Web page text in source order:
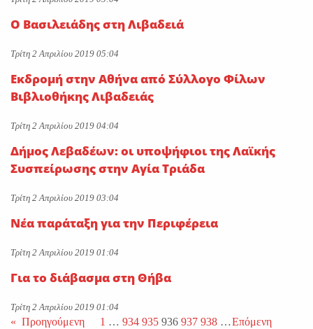
Ο Βασιλειάδης στη Λιβαδειά
Τρίτη 2 Απριλίου 2019 05:04
Εκδρομή στην Αθήνα από Σύλλογο Φίλων
Βιβλιοθήκης Λιβαδειάς
Τρίτη 2 Απριλίου 2019 04:04
Δήμος Λεβαδέων: οι υποψήφιοι της Λαϊκής
Συσπείρωσης στην Αγία Τριάδα
Τρίτη 2 Απριλίου 2019 03:04
Νέα παράταξη για την Περιφέρεια
Τρίτη 2 Απριλίου 2019 01:04
Για το διάβασμα στη Θήβα
Τρίτη 2 Απριλίου 2019 01:04
« Προηγούμενη
1 … 934 935 936 937 938 …Επόμενη